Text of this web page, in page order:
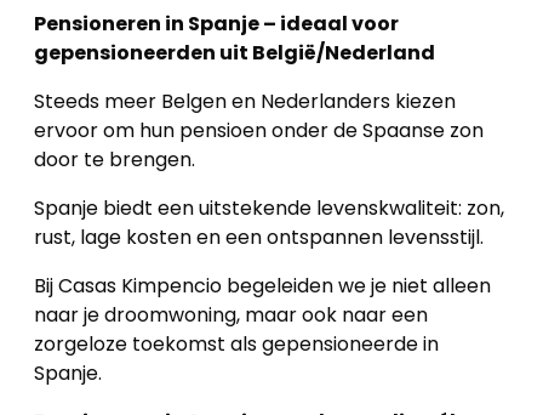
Ons
Onze
werkwijze
Contacteer
ons
Blog
Cookies
Pensioneren in Spanje – ideaal voor
gepensioneerden uit België/Nederland
Steeds meer Belgen en Nederlanders kiezen
ervoor om hun pensioen onder de Spaanse zon
door te brengen.
Spanje biedt een uitstekende levenskwaliteit: zon,
rust, lage kosten en een ontspannen levensstijl.
Bij Casas Kimpencio begeleiden we je niet alleen
naar je droomwoning, maar ook naar een
zorgeloze toekomst als gepensioneerde in
Spanje.